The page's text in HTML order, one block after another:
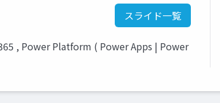
スライド一覧
, Power Platform ( Power Apps | Power